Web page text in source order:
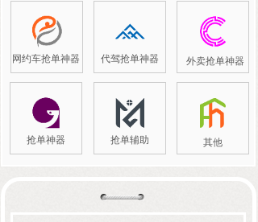
外卖抢单神器
代驾抢单神器
抢单神器 抢单辅助
网约车抢单神器
其他